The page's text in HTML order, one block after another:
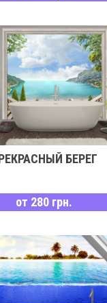
БЕРЕГ
от 280 грн.